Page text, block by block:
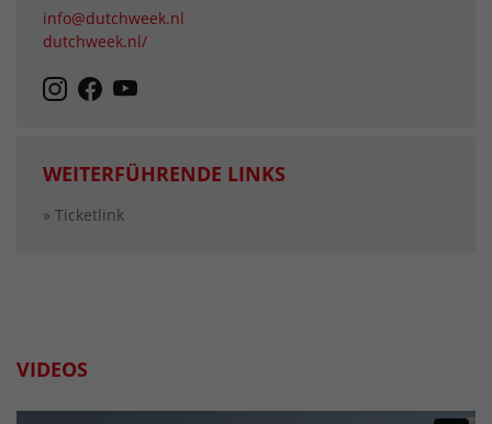
info@dutchweek.nl
dutchweek.nl/
WEITERFÜHRENDE LINKS
» Ticketlink
VIDEOS